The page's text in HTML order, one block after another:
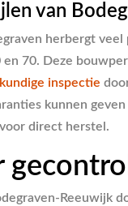
van
herbergt
70. Deze
inspectie
kunnen
direct herstel.
Reeuwijk